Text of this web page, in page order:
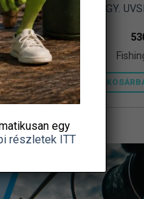
KÉTT.GY.
egy
részletek ITT